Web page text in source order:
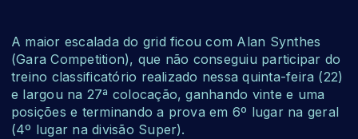
A maior escalada do grid ficou com Alan Synthes
(Gara Competition), que não conseguiu participar do
treino classificatório realizado nessa quinta-feira (22)
e largou na 27ª colocação, ganhando vinte e uma
posições e terminando a prova em 6º lugar na geral
(4º lugar na divisão Super).